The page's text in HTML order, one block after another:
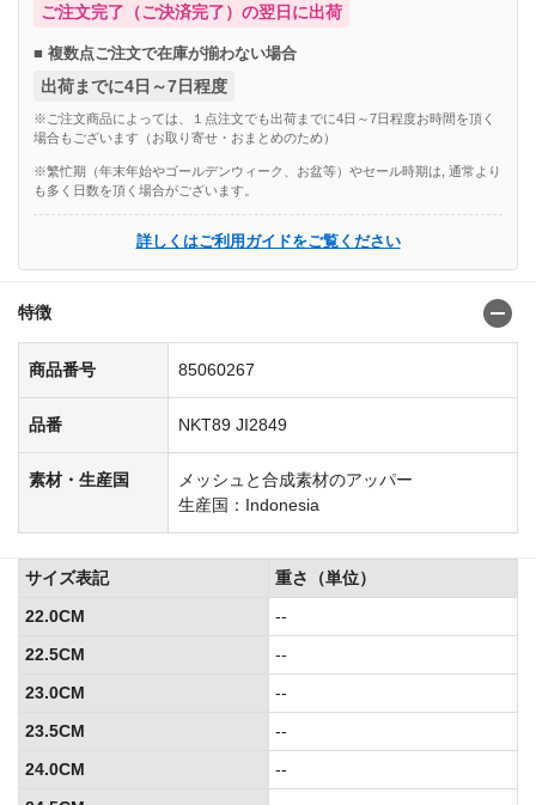
ご注文完了（ご決済完了）の翌日に出荷
■ 複数点ご注文で在庫が揃わない場合
出荷までに4日～7日程度
※ご注文商品によっては、１点注文でも出荷までに4日～7日程度お時間を頂く
場合もございます（お取り寄せ・おまとめのため）
※繁忙期（年末年始やゴールデンウィーク、お盆等）やセール時期は, 通常より
も多く日数を頂く場合がございます。
詳しくはご利用ガイドをご覧ください
特徴
商品番号 85060267
品番 NKT89 JI2849
素材・生産国
メッシュと合成素材のアッパー
生産国：Indonesia
サイズ表記
重さ（単位）
22.0CM
--
22.5CM
--
23.0CM
--
23.5CM
--
24.0CM
--